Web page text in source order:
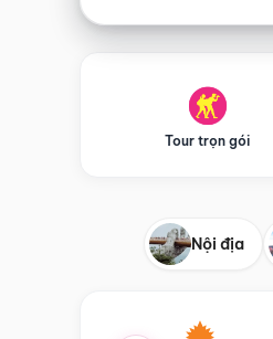
Tour trọn gói
Nội địa